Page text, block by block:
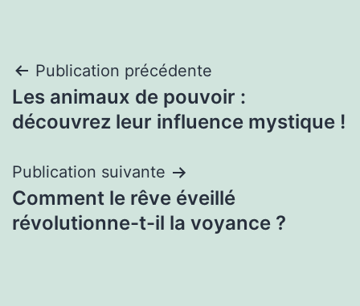
Navigation
de
Publication précédente
Les animaux de pouvoir :
découvrez leur influence mystique !
Publication suivante
Comment le rêve éveillé
révolutionne-t-il la voyance ?